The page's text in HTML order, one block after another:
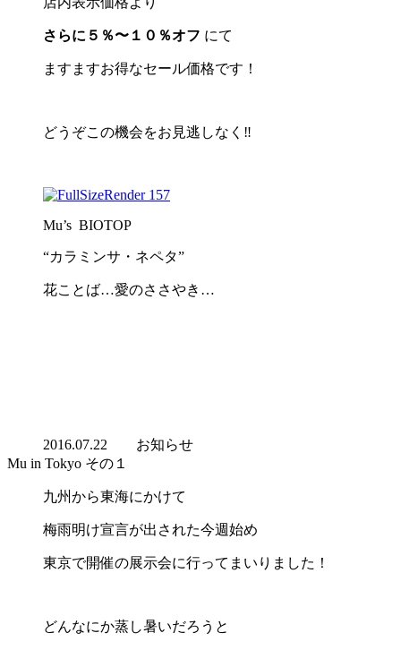
さらに５％〜１０％オフ にて
ますますお得なセール価格です！
どうぞこの機会をお見逃しなく‼︎
Mu’s BIOTOP
“カラミンサ・ネペタ”
花ことば…愛のささやき…
2016.07.22 お知らせ
Mu in Tokyo その１
九州から東海にかけて
梅雨明け宣言が出された今週始め
東京で開催の展示会に行ってまいりました！
どんなにか蒸し暑いだろうと